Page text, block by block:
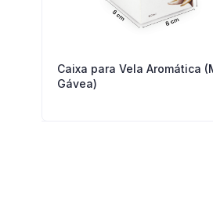
Caixa para Vela Aromática
Gávea)